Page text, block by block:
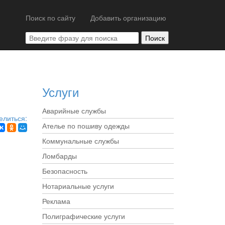
Поиск по сайту Добавить организацию
Услуги
Аварийные службы
Ателье по пошиву одежды
Коммунальные службы
Ломбарды
Безопасность
Нотариальные услуги
Реклама
Полиграфические услуги